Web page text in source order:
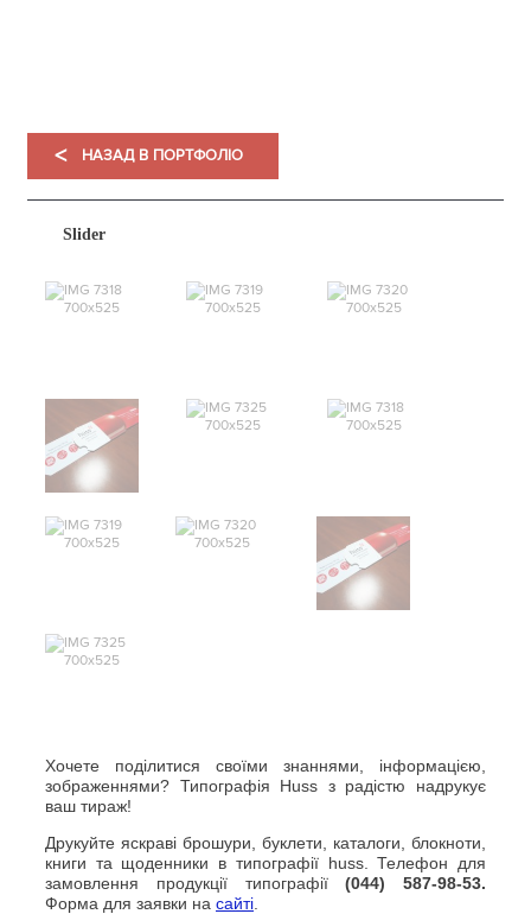
< НАЗАД В ПОРТФОЛІО
Slider
Хочете поділитися своїми знаннями, інформацією,
зображеннями? Типографія Huss з радістю надрукує
ваш тираж!
Друкуйте яскраві брошури, буклети, каталоги, блокноти,
книги та щоденники в типографії huss. Телефон для
замовлення продукції типографії(044) 587-98-53.
Форма для заявки на сайті